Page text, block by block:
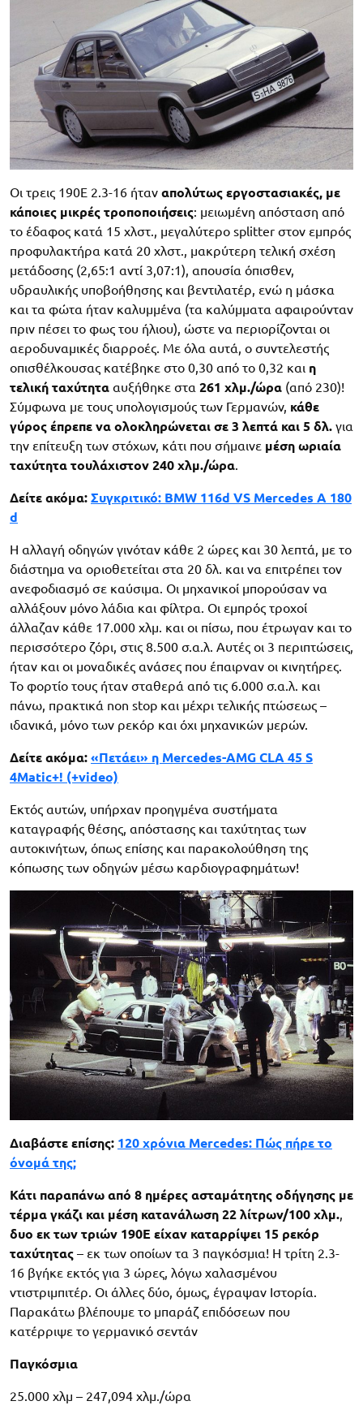
Οι τρεις 190E 2.3-16 ήταν απολύτως εργοστασιακές, με
κάποιες μικρές τροποποιήσεις: μειωμένη απόσταση από
το έδαφος κατά 15 χλστ., μεγαλύτερο splitter στον εμπρός
προφυλακτήρα κατά 20 χλστ., μακρύτερη τελική σχέση
μετάδοσης (2,65:1 αντί 3,07:1), απουσία όπισθεν,
υδραυλικής υποβοήθησης και βεντιλατέρ, ενώ η μάσκα
και τα φώτα ήταν καλυμμένα (τα καλύμματα αφαιρούνταν
πριν πέσει το φως του ήλιου), ώστε να περιορίζονται οι
αεροδυναμικές διαρροές. Με όλα αυτά, ο συντελεστής
οπισθέλκουσας κατέβηκε στο 0,30 από το 0,32 και η
τελική ταχύτητα αυξήθηκε στα 261 χλμ./ώρα (από 230)!
Σύμφωνα με τους υπολογισμούς των Γερμανών, κάθε
γύρος έπρεπε να ολοκληρώνεται σε 3 λεπτά και 5 δλ. για
την επίτευξη των στόχων, κάτι που σήμαινε μέση ωριαία
ταχύτητα τουλάχιστον 240 χλμ./ώρα.
Δείτε ακόμα: Συγκριτικό: BMW 116d VS Mercedes A 180
d
Η αλλαγή οδηγών γινόταν κάθε 2 ώρες και 30 λεπτά, με το
διάστημα να οριοθετείται στα 20 δλ. και να επιτρέπει τον
ανεφοδιασμό σε καύσιμα. Οι μηχανικοί μπορούσαν να
αλλάξουν μόνο λάδια και φίλτρα. Οι εμπρός τροχοί
άλλαζαν κάθε 17.000 χλμ. και οι πίσω, που έτρωγαν και το
περισσότερο ζόρι, στις 8.500 σ.α.λ. Αυτές οι 3 περιπτώσεις,
ήταν και οι μοναδικές ανάσες που έπαιρναν οι κινητήρες.
Το φορτίο τους ήταν σταθερά από τις 6.000 σ.α.λ. και
πάνω, πρακτικά non stop και μέχρι τελικής πτώσεως –
ιδανικά, μόνο των ρεκόρ και όχι μηχανικών μερών.
Δείτε ακόμα: «Πετάει» η Mercedes-AMG CLA 45 S
4Matic+! (+video)
Εκτός αυτών, υπήρχαν προηγμένα συστήματα
καταγραφής θέσης, απόστασης και ταχύτητας των
αυτοκινήτων, όπως επίσης και παρακολούθηση της
κόπωσης των οδηγών μέσω καρδιογραφημάτων!
Διαβάστε επίσης: 120 χρόνια Mercedes: Πώς πήρε το
όνομά της;
Κάτι παραπάνω από 8 ημέρες ασταμάτητης οδήγησης με
τέρμα γκάζι και μέση κατανάλωση 22 λίτρων/100 χλμ.,
δυο εκ των τριών 190Ε είχαν καταρρίψει 15 ρεκόρ
ταχύτητας – εκ των οποίων τα 3 παγκόσμια! Η τρίτη 2.3-
16 βγήκε εκτός για 3 ώρες, λόγω χαλασμένου
ντιστριμπιτέρ. Οι άλλες δύο, όμως, έγραψαν Ιστορία.
Παρακάτω βλέπουμε το μπαράζ επιδόσεων που
κατέρριψε το γερμανικό σεντάν
Παγκόσμια
25.000 χλμ – 247,094 χλμ./ώρα